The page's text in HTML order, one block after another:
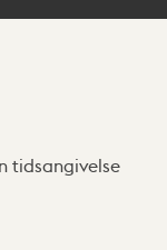
tidsangivelse